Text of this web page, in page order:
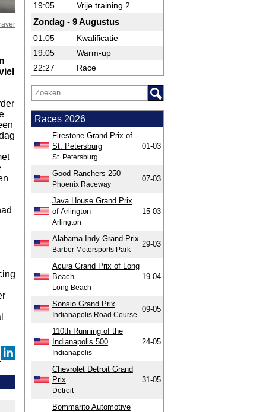
19:05 Vrije training 2
Zondag - 9 Augustus
01:05
Kwalificatie
19:05
Warm-up
22:27
Race
Races 2026
Firestone Grand Prix of
St. Petersburg
St. Petersburg
01-03
Good Ranchers 250
Phoenix Raceway
07-03
Java House Grand Prix
of Arlington
Arlington
15-03
Alabama Indy Grand Prix
Barber Motorsports Park
29-03
Acura Grand Prix of Long
Beach
Long Beach
19-04
Sonsio Grand Prix
Indianapolis Road Course
09-05
110th Running of the
Indianapolis 500
Indianapolis
24-05
Chevrolet Detroit Grand
Prix
Detroit
31-05
Bommarito Automotive